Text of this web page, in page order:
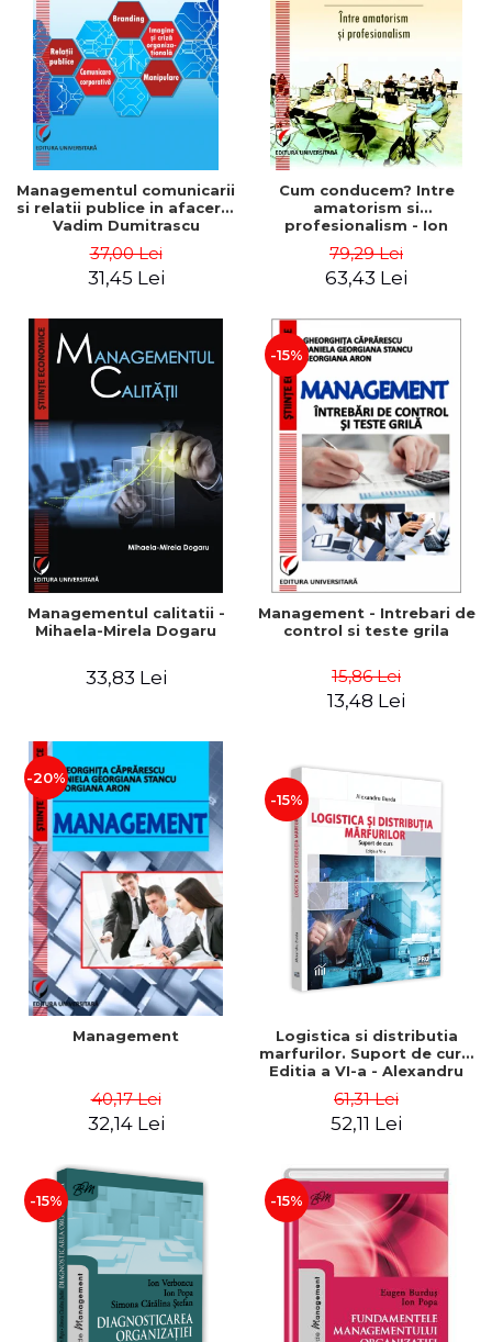
ADMINISTRATIVE
ȘTIINȚE ECONOMICE
ȘTIINȚE EXACTE
EDUCAȚIE FIZICĂ ȘI SPORT
PREUNIVERSITARIA
TIMP LIBER
ÎN CURS DE APARIȚIE
NOUTĂȚI
PACHETE DE STUDIU
PROMOȚIILE LUNII
ULTIMELE EXEMPLARE
Cum Cumpăr
Livrare
Politica de Retur
Formular de Retur
Distribuitori
Managementul comunicarii
si relatii publice in afaceri -
Vadim Dumitrascu
37,00 Lei
31,45 Lei
Cum conducem? Intre
amatorism si
profesionalism - Ion
79,29 Lei
63,43 Lei
Managementul calitatii -
Mihaela-Mirela Dogaru
33,83 Lei
-15%
Management - Intrebari de
control si teste grila
15,86 Lei
13,48 Lei
-20%
Management
40,17 Lei
32,14 Lei
-15%
Logistica si distributia
marfurilor. Suport de curs.
Editia a VI-a - Alexandru
61,31 Lei
52,11 Lei
-15% -15%